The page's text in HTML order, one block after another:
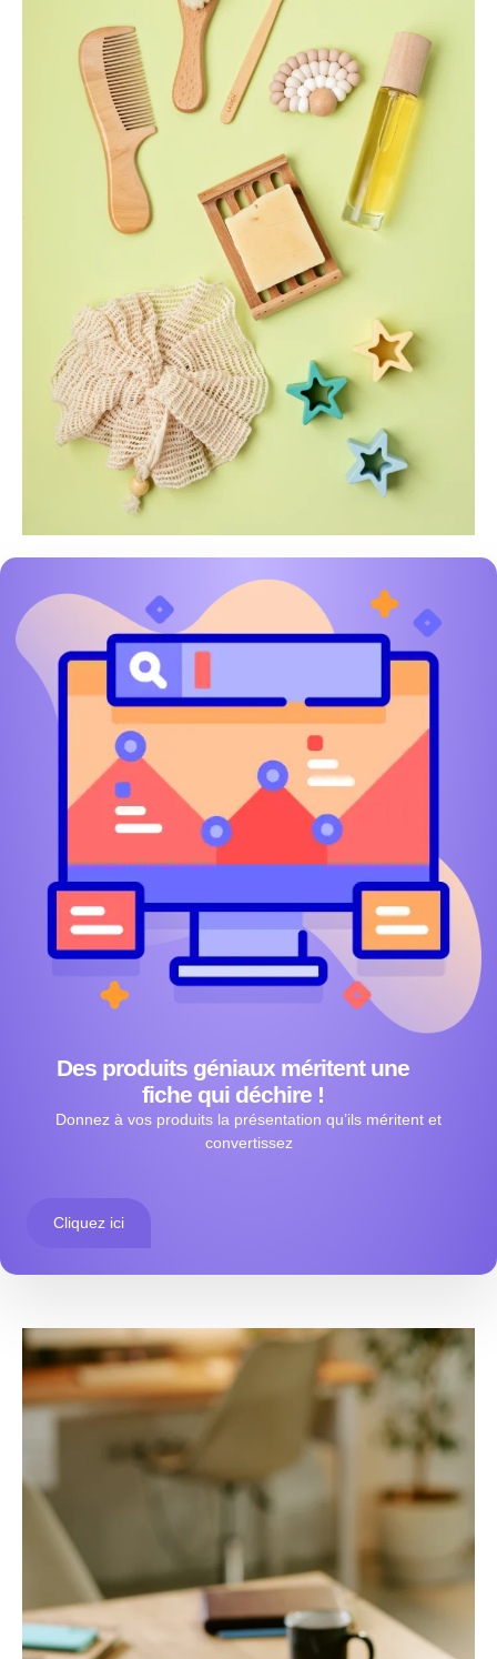
Des produits géniaux méritent une
fiche qui déchire !
Donnez à vos produits la présentation qu’ils méritent et
convertissez
Cliquez ici